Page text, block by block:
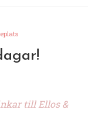
till Ellos &